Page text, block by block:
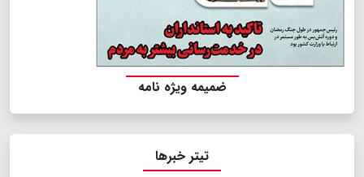
ضمیمه ویژه نامه
تیتر خبرها